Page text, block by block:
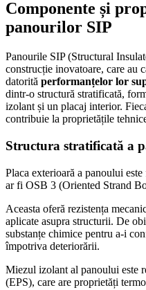
Componente și
panourilor SIP
Panourile SIP (Structural
construcție inovatoare, care au
datorită performanțelor lor
dintr-o structură stratificată,
izolant și un placaj interior.
contribuie la proprietățile
Structura stratificată a
Placa exterioară a panoului
ar fi OSB 3 (Oriented Strand
Aceasta oferă rezistența
aplicate asupra structurii. De
substanțe chimice pentru a-i
împotriva deteriorării.
Miezul izolant al panoului este
(EPS), care are proprietăți